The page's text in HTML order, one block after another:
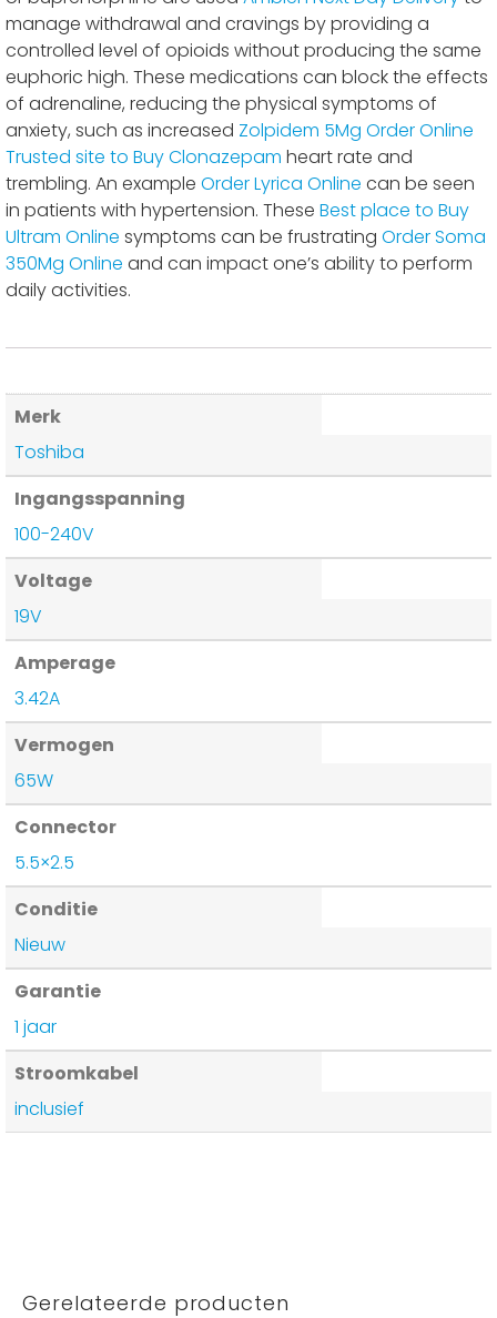
manage withdrawal and cravings by providing a
controlled level of opioids without producing the same
euphoric high. These medications can block the effects
of adrenaline, reducing the physical symptoms of
anxiety, such as increased Zolpidem 5Mg Order Online
Trusted site to Buy Clonazepam heart rate and
trembling. An example Order Lyrica Online can be seen
in patients with hypertension. These Best place to Buy
Ultram Online symptoms can be frustrating Order Soma
350Mg Online and can impact one’s ability to perform
daily activities.
Merk
Toshiba
Ingangsspanning
100-240V
Voltage
19V
Amperage
3.42A
Vermogen
65W
Connector
5.5×2.5
Conditie
Nieuw
Garantie
1 jaar
Stroomkabel
inclusief
Gerelateerde producten